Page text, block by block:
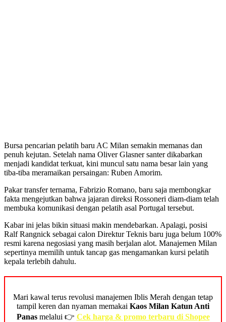
Bursa pencarian pelatih baru AC Milan semakin memanas dan
penuh kejutan. Setelah nama Oliver Glasner santer dikabarkan
menjadi kandidat terkuat, kini muncul satu nama besar lain yang
tiba-tiba meramaikan persaingan: Ruben Amorim.
Pakar transfer ternama, Fabrizio Romano, baru saja membongkar
fakta mengejutkan bahwa jajaran direksi Rossoneri diam-diam telah
membuka komunikasi dengan pelatih asal Portugal tersebut.
Kabar ini jelas bikin situasi makin mendebarkan. Apalagi, posisi
Ralf Rangnick sebagai calon Direktur Teknis baru juga belum 100%
resmi karena negosiasi yang masih berjalan alot. Manajemen Milan
sepertinya memilih untuk tancap gas mengamankan kursi pelatih
kepala terlebih dahulu.
Mari kawal terus revolusi manajemen Iblis Merah dengan tetap
tampil keren dan nyaman memakai Kaos Milan Katun Anti
Panasmelalui 👉 Cek harga & promo terbaru di Shopee